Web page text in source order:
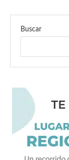
Buscar